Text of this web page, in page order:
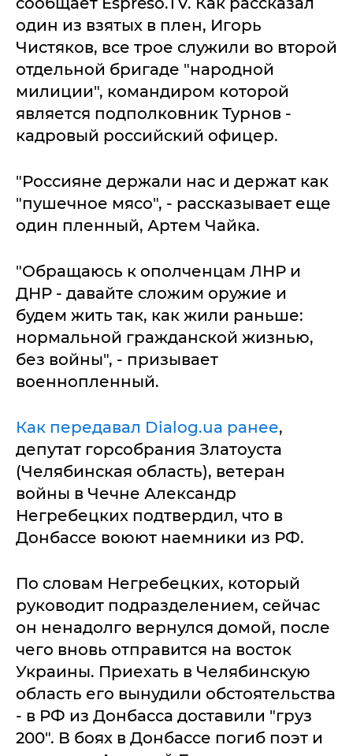
один из взятых в плен, Игорь
Чистяков, все трое служили во второй
отдельной бригаде "народной
милиции", командиром которой
является подполковник Турнов -
кадровый российский офицер.
"Россияне держали нас и держат как
"пушечное мясо", - рассказывает еще
один пленный, Артем Чайка.
"Обращаюсь к ополченцам ЛНР и
ДНР - давайте сложим оружие и
будем жить так, как жили раньше:
нормальной гражданской жизнью,
без войны", - призывает
военнопленный.
Как передавал Dialog.ua ранее,
депутат горсобрания Златоуста
(Челябинская область), ветеран
войны в Чечне Александр
Негребецких подтвердил, что в
Донбассе воюют наемники из РФ.
По словам Негребецких, который
руководит подразделением, сейчас
он ненадолго вернулся домой, после
чего вновь отправится на восток
Украины. Приехать в Челябинскую
область его вынудили обстоятельства
- в РФ из Донбасса доставили "груз
200". В боях в Донбассе погиб поэт и